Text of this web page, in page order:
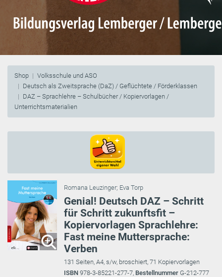
Shop
Volksschule und ASO
Deutsch als Zweitsprache (DaZ) / Geflüchtete / Förderklassen
DAZ – Sprachlehre – Schulbücher / Kopiervorlagen /
Unterrichtsmaterialien
Romana Leuzinger; Eva Torp
Genial! Deutsch DAZ – Schritt
für Schritt zukunftsfit –
Kopiervorlagen Sprachlehre:
Fast meine Muttersprache:
Verben
131 Seiten, A4, s/w, broschiert, 71 Kopiervorlagen
ISBN 978-3-85221-277-7, Bestellnummer G-212-777